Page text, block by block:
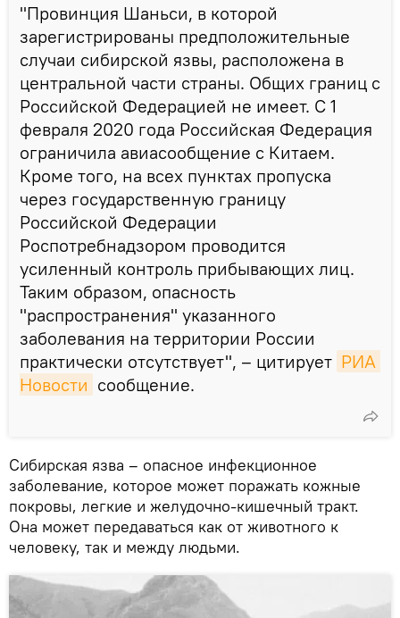
"Провинция Шаньси, в которой
зарегистрированы предположительные
случаи сибирской язвы, расположена в
центральной части страны. Общих границ с
Российской Федерацией не имеет. С 1
февраля 2020 года Российская Федерация
ограничила авиасообщение с Китаем.
Кроме того, на всех пунктах пропуска
через государственную границу
Российской Федерации
Роспотребнадзором проводится
усиленный контроль прибывающих лиц.
Таким образом, опасность
"распространения" указанного
заболевания на территории России
практически отсутствует", – цитирует РИА
Новости сообщение.
Сибирская язва – опасное инфекционное
заболевание, которое может поражать кожные
покровы, легкие и желудочно-кишечный тракт.
Она может передаваться как от животного к
человеку, так и между людьми.